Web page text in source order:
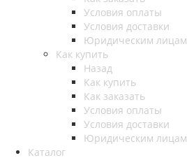
Условия оплаты
Условия доставки
Юридическим лицам
Как купить
Назад
Как купить
Как заказать
Условия оплаты
Условия доставки
Юридическим лицам
Каталог